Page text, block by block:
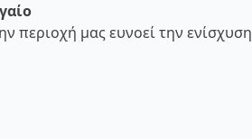
περιοχή μας ευνοεί την ενίσχυση